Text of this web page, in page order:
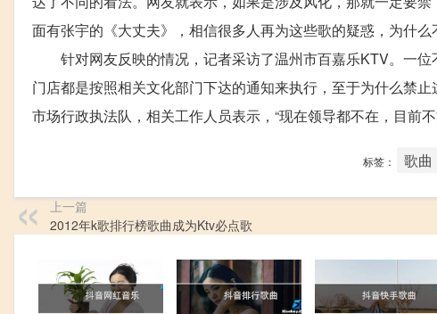
面有张宇的《大丈夫》，相信很多人再为这些歌的疑惑，为什么
针对网友反映的情况，记者采访了温州市百嘉乐KTV。一位
门店都是按照相关文化部门下达的通知来执行，至于为什么禁
市场行政执法队，相关工作人员表示，“现在领导都不在，目前不
标签： 歌曲
上一篇
2012年k歌排行榜歌曲成为Ktv必点歌